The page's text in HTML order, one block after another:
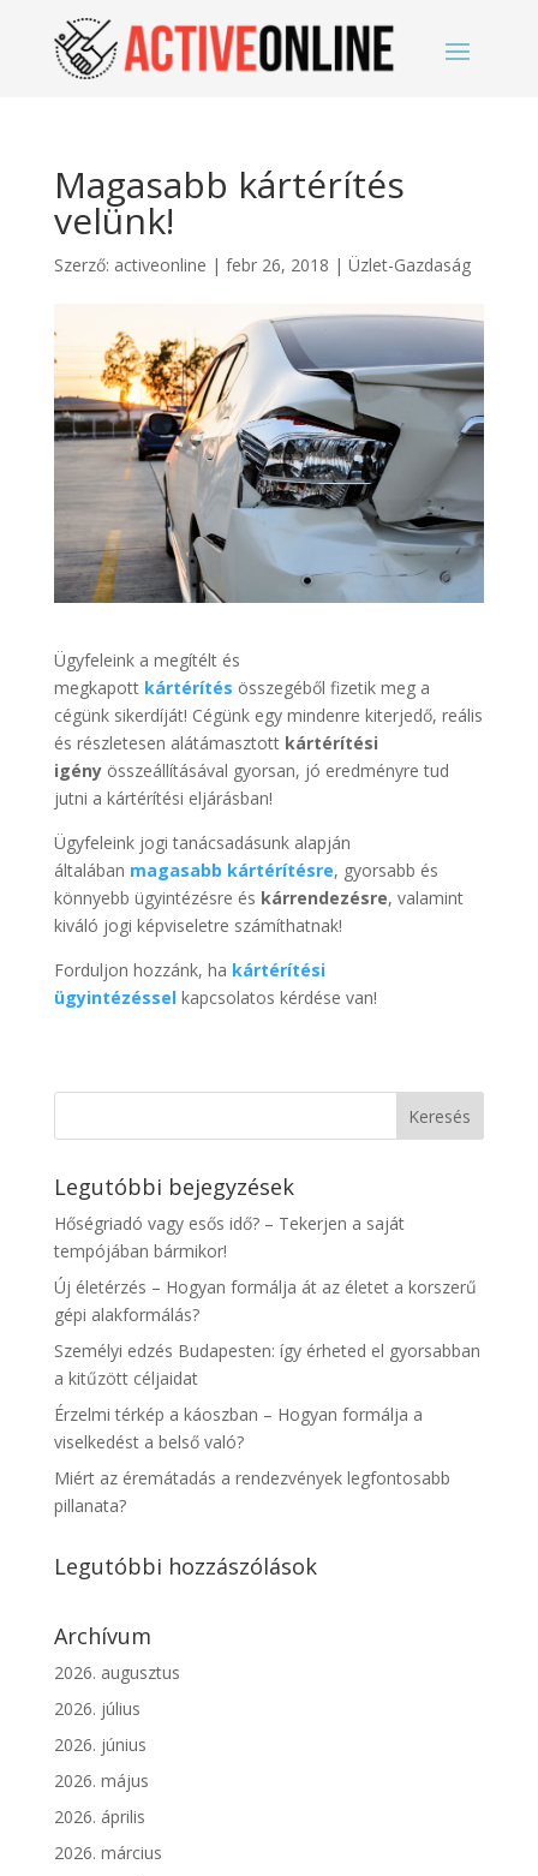
Magasabb kártérítés
velünk!
Szerző: activeonline | febr 26, 2018 | Üzlet-Gazdaság
Ügyfeleink a megítélt és
megkapottkártérítés összegéből fizetik meg a
cégünk sikerdíját! Cégünk egy mindenre kiterjedő, reális
és részletesen alátámasztott kártérítési
igényösszeállításával gyorsan, jó eredményre tud
jutni a kártérítési eljárásban!
Ügyfeleink jogi tanácsadásunk alapján
általában magasabb kártérítésre, gyorsabb és
könnyebb ügyintézésre és kárrendezésre, valamint
kiváló jogi képviseletre számíthatnak!
Forduljon hozzánk, ha kártérítési
ügyintézéssel kapcsolatos kérdése van!
Legutóbbi bejegyzések
Hőségriadó vagy esős idő? – Tekerjen a saját
tempójában bármikor!
Új életérzés – Hogyan formálja át az életet a korszerű
gépi alakformálás?
Személyi edzés Budapesten: így érheted el gyorsabban
a kitűzött céljaidat
Érzelmi térkép a káoszban – Hogyan formálja a
viselkedést a belső való?
Miért az éremátadás a rendezvények legfontosabb
pillanata?
Legutóbbi hozzászólások
Archívum
2026. augusztus
2026. július
2026. június
2026. május
2026. április
2026. március